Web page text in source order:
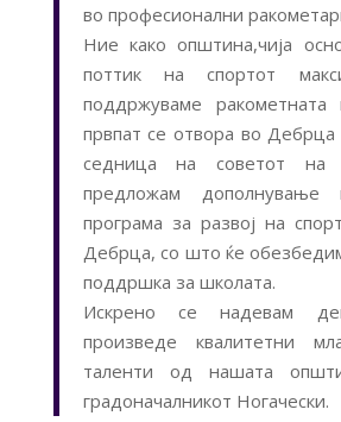
во професионални
Ние како општина,чија
поттик на спортот
поддржуваме ракометната
првпат се отвора во
седница на советот на
предложам дополнување
програма за развој на
Дебрца, со што ќе
поддршка за школата.
Искрено се надевам
произведе квалитетни
таленти од нашата
градоначалникот Ногачески.